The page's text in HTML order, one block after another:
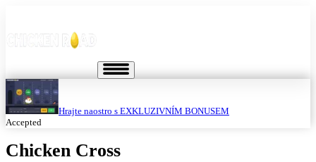
Hrajte naostro s EXKLUZIVNÍM BONUSEM
Accepted
Chicken Cross